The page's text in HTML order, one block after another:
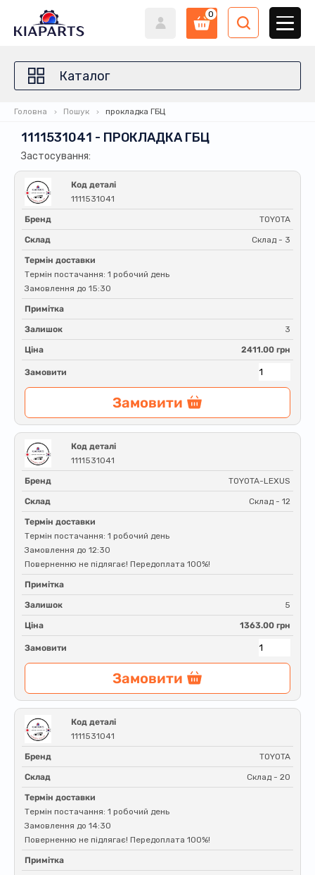
0
Каталог
Головна Пошук прокладка ГБЦ
1111531041 - ПРОКЛАДКА ГБЦ
Застосування:
Код деталі
1111531041
Бренд TOYOTA
Склад Склад - 3
Термін доставки
Термін постачання: 1 робочий день
Замовлення до 15:30
Примітка
Залишок 3
Ціна 2411.00 грн
Замовити
Замовити
Код деталі
1111531041
Бренд TOYOTA-LEXUS
Склад Склад - 12
Термін доставки
Термін постачання: 1 робочий день
Замовлення до 12:30
Поверненню не підлягає! Передоплата 100%!
Примітка
Залишок 5
Ціна 1363.00 грн
Замовити
Замовити
Код деталі
1111531041
Бренд TOYOTA
Склад Склад - 20
Термін доставки
Термін постачання: 1 робочий день
Замовлення до 14:30
Поверненню не підлягає! Передоплата 100%!
Примітка